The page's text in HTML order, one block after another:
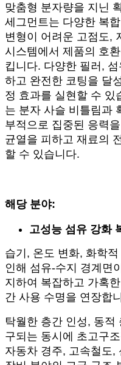
맞춤형 분자량을 지닌
세그먼트는 다양한 복
변형이 어려운 고점도,
시스템에서 제품의 호
킵니다. 다양한 필러,
하고 완전한 코팅을 달
정 효과를 실현할 수 있
는 분자 사슬 비틀림과
부적으로 집중된 응력
균열을 피하고 재료의
할 수 있습니다.
해당 분야:
고성능 섬유 강화
습기, 온도 변화, 화학
인해 섬유-수지 경계면
지하여 복잡하고 가혹
간 사용 수명을 연장합
탁월한 층간 인성, 동적
구되는 동시에 초고구
자동차 경주, 고속철도,